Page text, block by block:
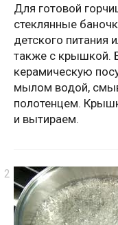
Для готовой
стеклянные
детского питания
также с крышкой.
керамическую
мылом водой,
полотенцем.
и вытираем.